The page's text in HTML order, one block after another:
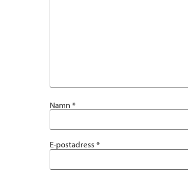
Namn*
E-postadress *